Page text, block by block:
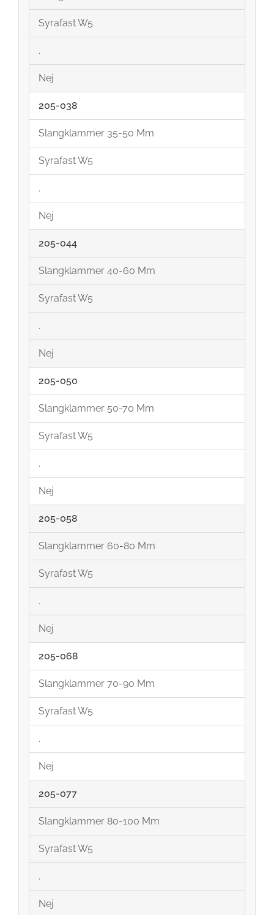
Syrafast W5
.
Nej
205-038
Slangklammer 35-50 Mm
Syrafast W5
.
Nej
205-044
Slangklammer 40-60 Mm
Syrafast W5
.
Nej
205-050
Slangklammer 50-70 Mm
Syrafast W5
.
Nej
205-058
Slangklammer 60-80 Mm
Syrafast W5
.
Nej
205-068
Slangklammer 70-90 Mm
Syrafast W5
.
Nej
205-077
Slangklammer 80-100 Mm
Syrafast W5
.
Nej